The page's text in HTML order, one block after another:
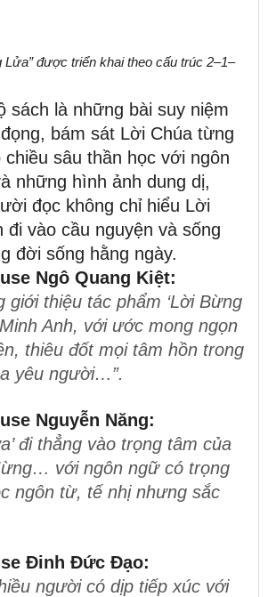
Lửa” được triển khai theo cấu trúc 2–1–
sách là những bài suy niệm
bám sát Lời Chúa từng
sâu thần học với ngôn
những hình ảnh dung dị,
đọc không chỉ hiểu Lời
đi vào cầu nguyện và sống
đời sống hằng ngày.
Ngô Quang Kiệt:
giới thiệu tác phẩm ‘Lời Bừng
Anh, với ước mong ngọn
thiêu đốt mọi tâm hồn trong
yêu người…”.
Nguyễn Năng:
đi thẳng vào trọng tâm của
với ngôn ngữ có trọng
ngôn từ, tế nhị nhưng sắc
Đinh Đức Đạo:
người có dịp tiếp xúc với